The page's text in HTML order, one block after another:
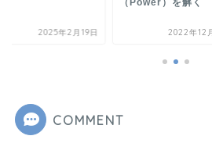
2025年2月19日
（Power）を解く
2022年12
COMMENT